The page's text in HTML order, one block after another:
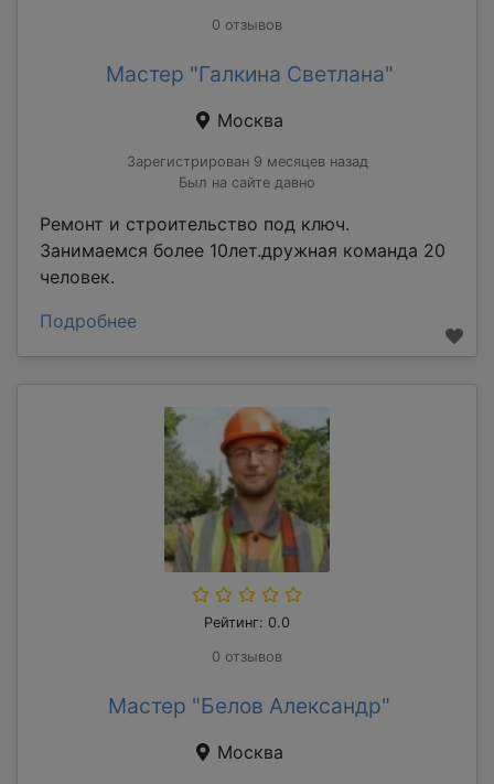
0 отзывов
Мастер "Галкина Светлана"
Москва
Зарегистрирован 9 месяцев назад
Был на сайте давно
Ремонт и строительство под ключ.
Занимаемся более 10лет.дружная команда 20
человек.
Подробнее
Рейтинг: 0.0
0 отзывов
Мастер "Белов Александр"
Москва